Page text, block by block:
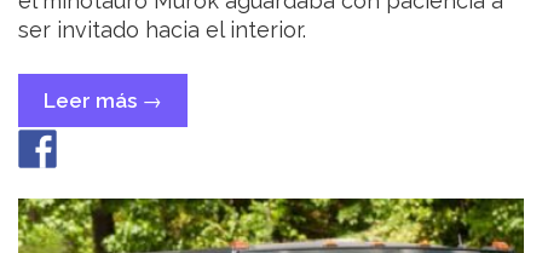
ser invitado hacia el interior.
Leer más «Obra
completa»
→